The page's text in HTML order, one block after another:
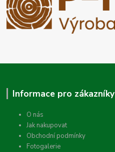
Informace pro zákazníky
O nás
Jak nakupovat
Obchodní podmínky
Fotogalerie